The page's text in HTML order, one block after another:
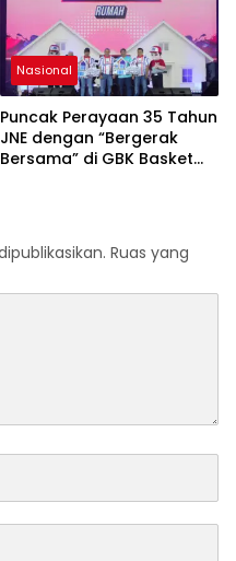
Nasional
Puncak Perayaan 35 Tahun
JNE dengan “Bergerak
Bersama” di GBK Basket
Ruas yang